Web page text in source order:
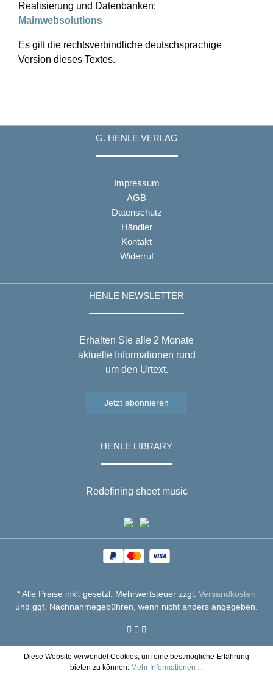
Realisierung und Datenbanken:
Mainwebsolutions
Es gilt die rechtsverbindliche deutschsprachige
Version dieses Textes.
G. HENLE VERLAG
Impressum
AGB
Datenschutz
Händler
Kontakt
Widerruf
HENLE NEWSLETTER
Erhalten Sie alle 2 Monate
aktuelle Informationen rund
um den Urtext.
Jetzt abonnieren
HENLE LIBRARY
Redefining sheet music
* Alle Preise inkl. gesetzl. Mehrwertsteuer zzgl. Versandkosten
und ggf. Nachnahmegebühren, wenn nicht anders angegeben.
Diese Website verwendet Cookies, um eine bestmögliche Erfahrung
bieten zu können. Mehr Informationen ...